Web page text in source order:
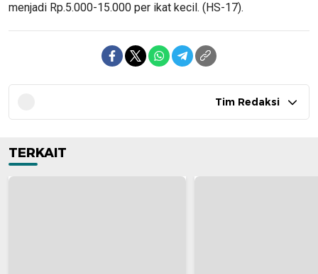
menjadi Rp.5.000-15.000 per ikat kecil. (HS-17).
Tim Redaksi
TERKAIT